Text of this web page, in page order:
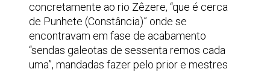
concretamente ao rio Zêzere, “que é cerca
de Punhete (Constância)” onde se
encontravam em fase de acabamento
“sendas galeotas de sessenta remos cada
uma”, mandadas fazer pelo prior e mestres